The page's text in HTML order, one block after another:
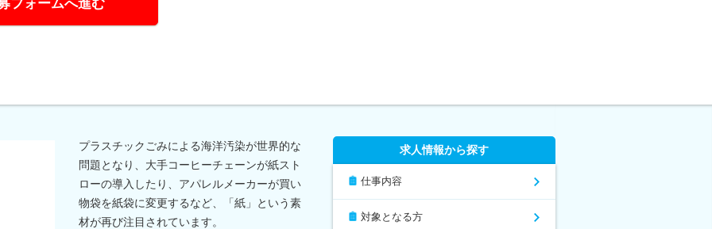
プラスチックごみによる海洋汚染が世界的な
問題となり、大手コーヒーチェーンが紙スト
ローの導入したり、アパレルメーカーが買い
物袋を紙袋に変更するなど、「紙」という素
材が再び注目されています。
求人情報から探す
仕事内容
対象となる方